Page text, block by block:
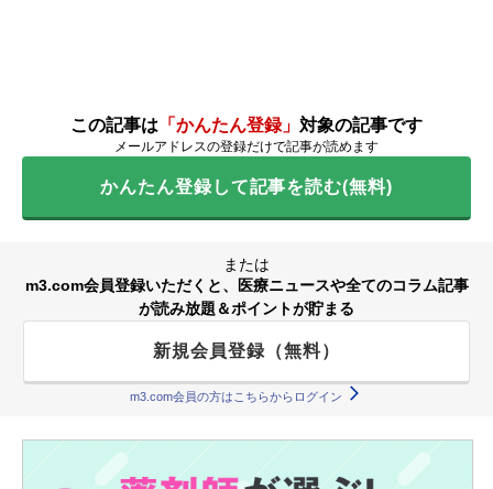
この記事は 「かんたん登録」 対象の記事です
メールアドレスの登録だけで記事が読めます
かんたん登録して記事を読む(無料)
または
m3.com会員登録いただくと、医療ニュースや全てのコラム記事
が読み放題＆ポイントが貯まる
新規会員登録（無料）
m3.com会員の方はこちらからログイン